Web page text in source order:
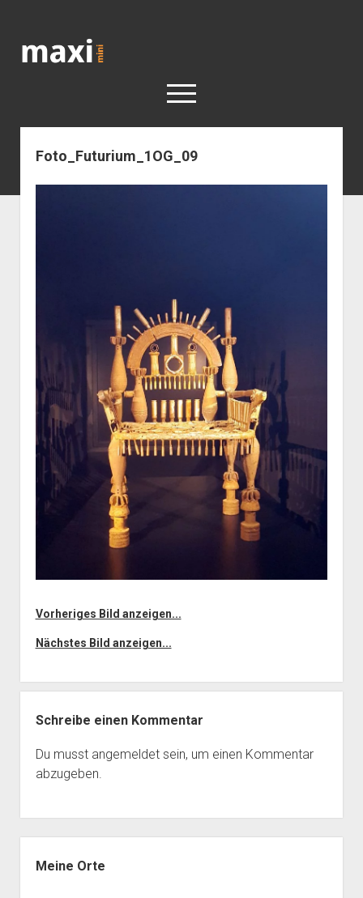
open
< work
Berlin
Foto_Futurium_1OG_09
Vorheriges Bild anzeigen...
Nächstes Bild anzeigen...
Schreibe einen Kommentar
Du musst angemeldetsein, um einen Kommentar
abzugeben.
Meine Orte